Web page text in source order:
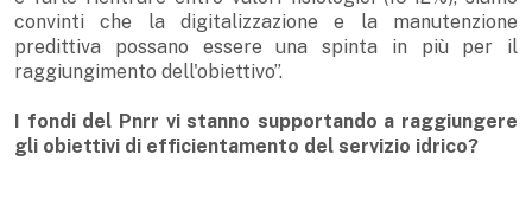
convinti che la digitalizzazione e la manutenzione
predittiva possano essere una spinta in più per il
raggiungimento dell'obiettivo”.
I fondi del Pnrr vi stanno supportando a raggiungere
gli obiettivi di efficientamento del servizio idrico?